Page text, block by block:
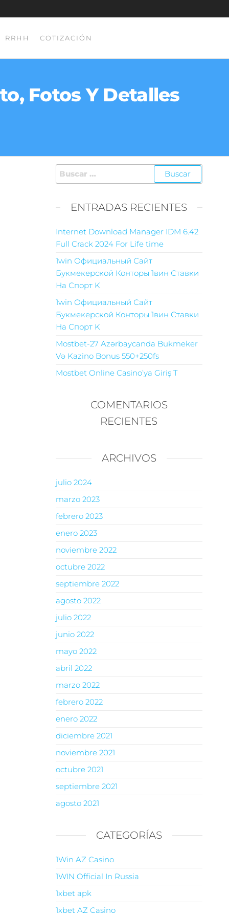
RRHH COTIZACIÓN
Fotos Y Detalles
ENTRADAS RECIENTES
Internet Download Manager IDM 6.42
Full Crack 2024 For Life time
1win Официальный Сайт
Букмекерской Конторы 1вин Ставки
На Спорт K
1win Официальный Сайт
Букмекерской Конторы 1вин Ставки
На Спорт K
Mostbet-27 Azərbaycanda Bukmeker
Və Kazino Bonus 550+250fs
Mostbet Online Casino’ya Giriş T
COMENTARIOS
RECIENTES
ARCHIVOS
julio 2024
marzo 2023
febrero 2023
enero 2023
noviembre 2022
octubre 2022
septiembre 2022
agosto 2022
julio 2022
junio 2022
mayo 2022
abril 2022
marzo 2022
febrero 2022
enero 2022
diciembre 2021
noviembre 2021
octubre 2021
septiembre 2021
agosto 2021
CATEGORÍAS
1Win AZ Casino
1WIN Official In Russia
1xbet apk
1xbet AZ Casino